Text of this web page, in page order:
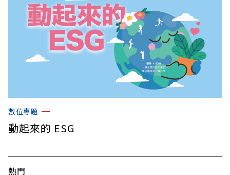
數位專題
動起來的 ESG
熱門